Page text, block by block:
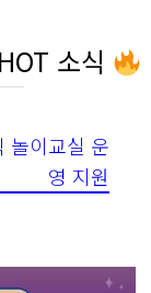
소식
놀이교실 운
영 지원